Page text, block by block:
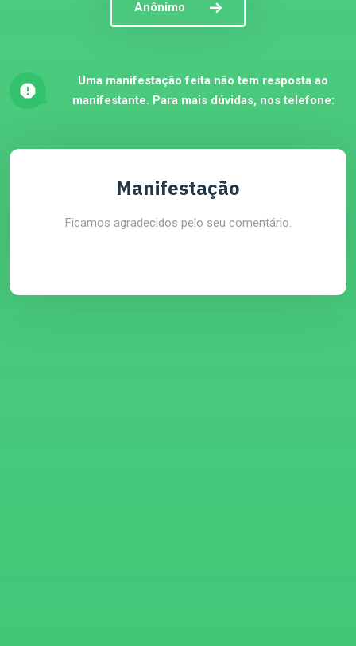
Anônimo
Uma manifestação feita não tem resposta ao
manifestante. Para mais dúvidas, nos telefone:
Manifestação
Ficamos agradecidos pelo seu comentário.